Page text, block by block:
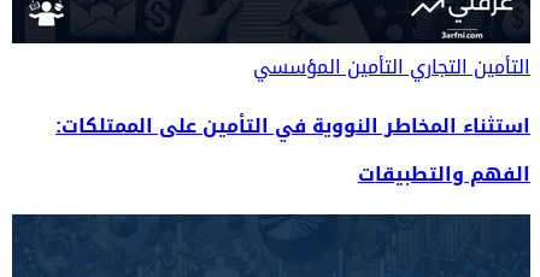
التأمين التجاريالتأمين المؤسسي
استثناء المخاطر النووية في التأمين على الممتلكات:
الفهم والتطبيقات